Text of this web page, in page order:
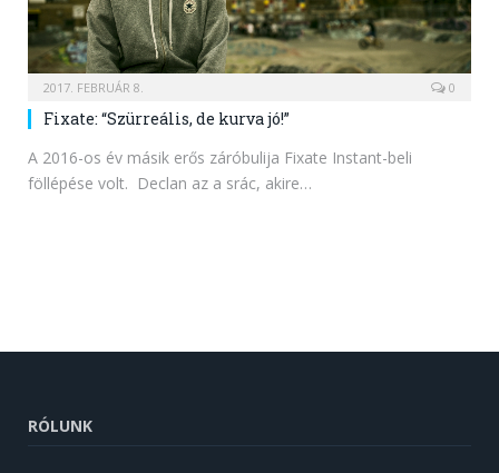
2017. FEBRUÁR 8. 0
Fixate: “Szürreális, de kurva jó!”
A 2016-os év másik erős záróbulija Fixate Instant-beli
föllépése volt. Declan az a srác, akire…
RÓLUNK